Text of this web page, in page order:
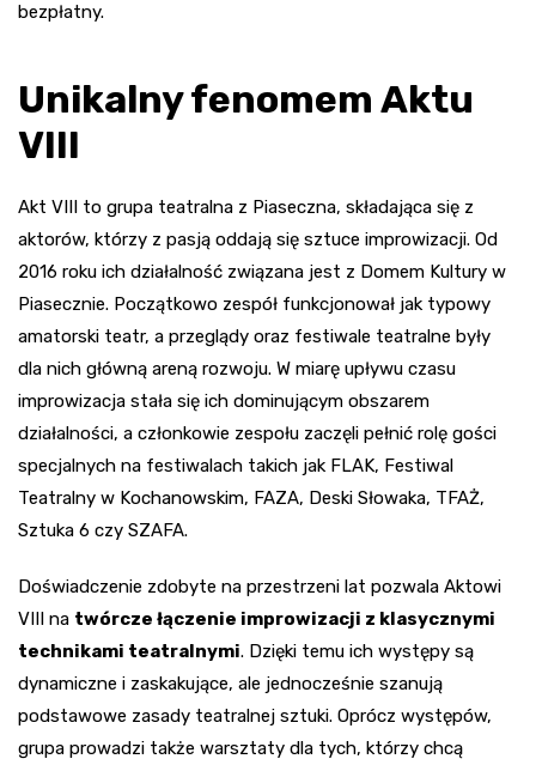
bezpłatny.
Unikalny fenomem Aktu
VIII
Akt VIII to grupa teatralna z Piaseczna, składająca się z
aktorów, którzy z pasją oddają się sztuce improwizacji. Od
2016 roku ich działalność związana jest z Domem Kultury w
Piasecznie. Początkowo zespół funkcjonował jak typowy
amatorski teatr, a przeglądy oraz festiwale teatralne były
dla nich główną areną rozwoju. W miarę upływu czasu
improwizacja stała się ich dominującym obszarem
działalności, a członkowie zespołu zaczęli pełnić rolę gości
specjalnych na festiwalach takich jak FLAK, Festiwal
Teatralny w Kochanowskim, FAZA, Deski Słowaka, TFAŻ,
Sztuka 6 czy SZAFA.
Doświadczenie zdobyte na przestrzeni lat pozwala Aktowi
VIII na twórcze łączenie improwizacji z klasycznymi
technikami teatralnymi. Dzięki temu ich występy są
dynamiczne i zaskakujące, ale jednocześnie szanują
podstawowe zasady teatralnej sztuki. Oprócz występów,
grupa prowadzi także warsztaty dla tych, którzy chcą